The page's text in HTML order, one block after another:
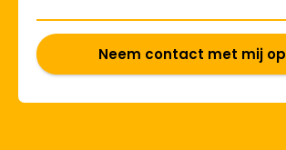
Neem contact met mij op